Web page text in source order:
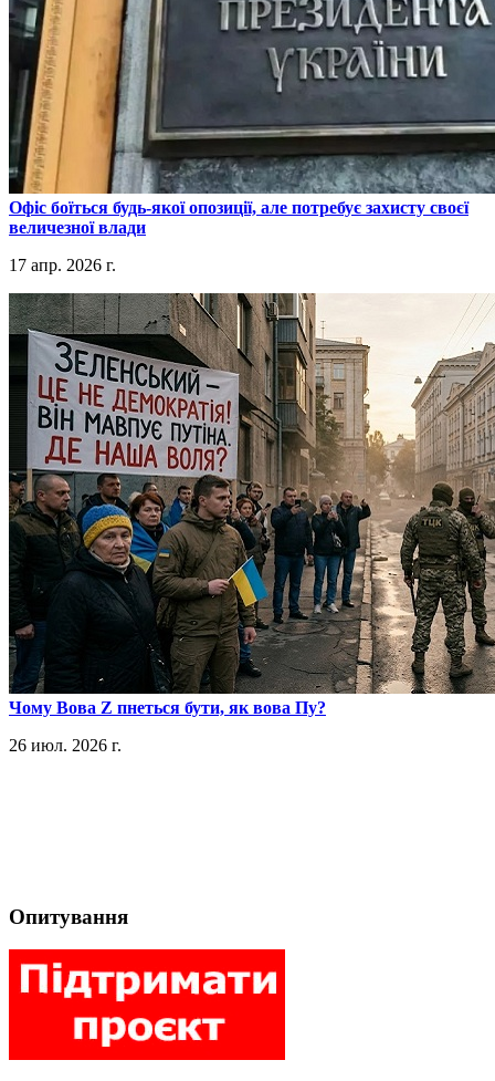
​Офіс боїться будь-якої опозиції, але потребує захисту своєї
величезної влади
17 апр. 2026 г.
​Чому Вова Z пнеться бути, як вова Пу?
26 июл. 2026 г.
Опитування